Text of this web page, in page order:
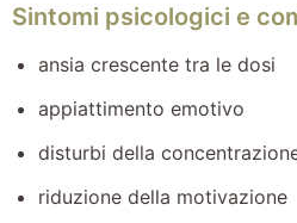
Sintomi psicologici e
ansia crescente tra le dosi
appiattimento emotivo
disturbi della
riduzione della motivazione